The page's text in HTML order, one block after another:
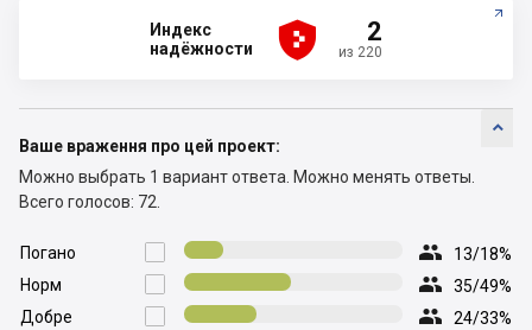
Индекс
надёжности




 2
из 220

Ваше враження про цей проект:
Можно выбрать 1 вариант ответа. Можно менять ответы.
Всего голосов: 72.

Погано  13/18%

Норм  35/49%

Добре  24/33%